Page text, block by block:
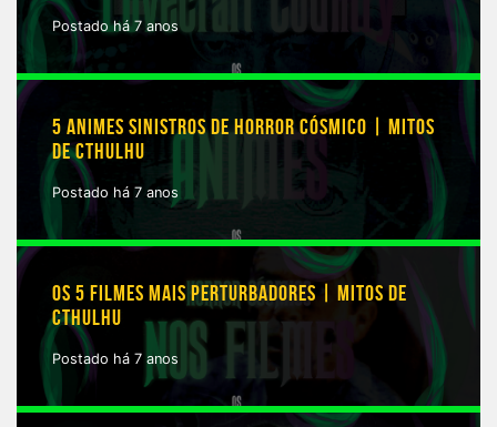
Postado há 7 anos
5 ANIMES SINISTROS DE HORROR CÓSMICO | MITOS
DE CTHULHU
Postado há 7 anos
OS 5 FILMES MAIS PERTURBADORES | MITOS DE
CTHULHU
Postado há 7 anos